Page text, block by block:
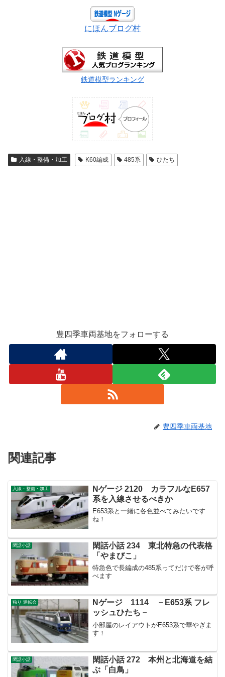
にほんブログ村
鉄道模型ランキング
入線・整備・加工 K60編成 485系 ひたち
豊四季車両基地をフォローする
豊四季車両基地
関連記事
入線・整備・加工
Nゲージ 2120 カラフルなE657
系を入線させるべきか
E653系と一緒に各色並べてみたいです
ね！
閑話小話
閑話小話 234 東北特急の代表格
「やまびこ」
特急色で長編成の485系ってだけで客が呼
べます
独り 運転会
Nゲージ 1114 －E653系 フレ
ッシュひたち－
小部屋のレイアウトがE653系で華やぎま
す！
閑話小話
閑話小話 272 本州と北海道を結
ぶ「白鳥」